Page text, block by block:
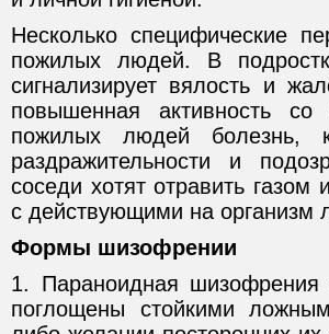
Несколько специфические
пожилых людей. В
сигнализирует вялость и
повышенная активность
пожилых людей болезнь,
раздражительности и
соседи хотят отравить
с действующими на организм
Формы шизофрении
1. Параноидная
поглощены стойкими